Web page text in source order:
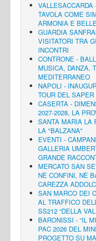
TAVOLA COME
ARMONIA E
GUARDIA
VISITATORI TRA
INCONTRI
CONTRONE -
MUSICA, DANZA,
MEDITERRANEO
NAPOLI -
TOUR DEL
CASERTA -
2027-2028, LA
SANTA MARIA LA
LA "BALZANA"
EVENTI -
GALLERIA
GRANDE
MERCATO SAN
NÈ CONFINI, NÈ
CAREZZA
SAN MARCO DEI
AL TRAFFICO
SS212 “DELLA
BARONISSI - “IL
PAC 2026 DEL
PROGETTO SU